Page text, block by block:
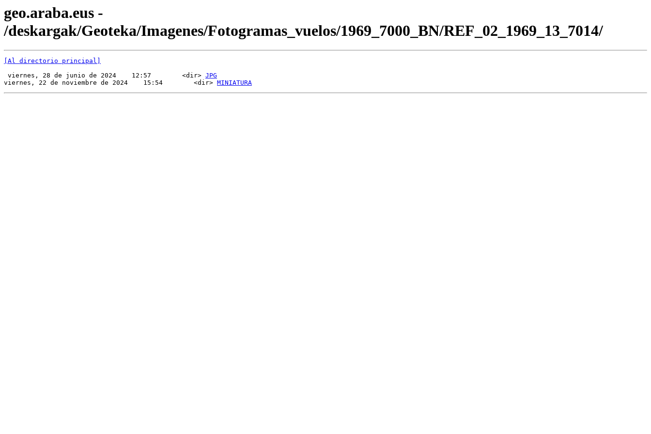
geo.araba.eus -
/deskargak/Geoteka/Imagenes/Fotogramas_vuelos/1969_7000_BN/REF_02_1969_13_7014/
[Al directorio principal]
viernes, 28 de junio de 2024    12:57        <dir> JPG
viernes, 22 de noviembre de 2024    15:54        <dir> MINIATURA